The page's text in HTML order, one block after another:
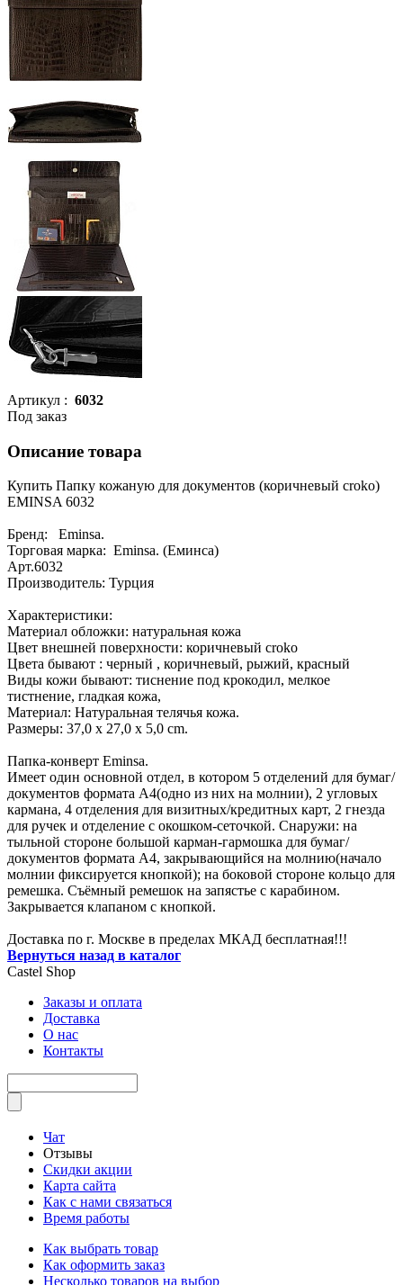
Артикул : 6032
Под заказ
Описание товара
Купить Папку кожаную для документов (коричневый croko)
EMINSA 6032
Бренд: Eminsa.
Торговая марка: Eminsa. (Еминса)
Арт.6032
Производитель: Турция
Характеристики:
Материал обложки: натуральная кожа
Цвет внешней поверхности: коричневый croko
Цвета бывают : черный , коричневый, рыжий, красный
Виды кожи бывают: тиснение под крокодил, мелкое
тистнение, гладкая кожа,
Материал: Натуральная телячья кожа.
Размеры: 37,0 х 27,0 х 5,0 сm.
Папка-конверт Eminsa.
Имеет один основной отдел, в котором 5 отделений для бумаг/
документов формата А4(одно из них на молнии), 2 угловых
кармана, 4 отделения для визитных/кредитных карт, 2 гнезда
для ручек и отделение с окошком-сеточкой. Снаружи: на
тыльной стороне большой карман-гармошка для бумаг/
документов формата А4, закрывающийся на молнию(начало
молнии фиксируется кнопкой); на боковой стороне кольцо для
ремешка. Съёмный ремешок на запястье с карабином.
Закрывается клапаном с кнопкой.
Доставка по г. Москве в пределах МКАД бесплатная!!!
Вернуться назад в каталог
Castel Shop
Заказы и оплата
Доставка
О нас
Контакты
Чат
Отзывы
Скидки акции
Карта сайта
Как с нами связаться
Время работы
Как выбрать товар
Как оформить заказ
Несколько товаров на выбор